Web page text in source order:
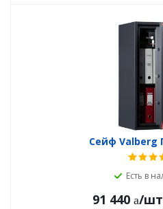
Сейф Valberg
Есть в
91 440 /шт